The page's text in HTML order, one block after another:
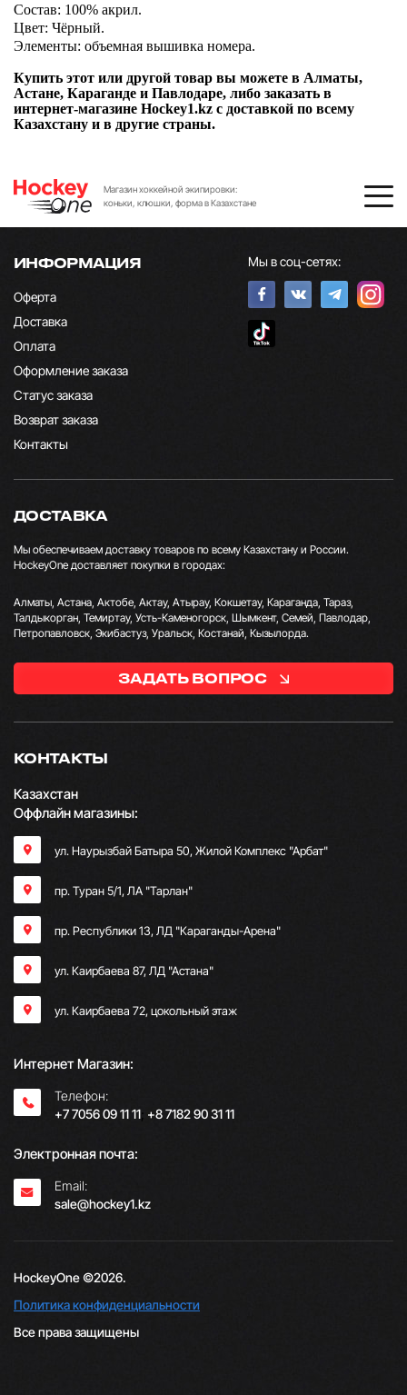
Состав: 100% акрил.
Цвет: Чёрный.
Элементы: объемная вышивка номера.
Купить этот или другой товар вы можете в Алматы,
Астане, Караганде и Павлодаре, либо заказать в
интернет-магазине Hockey1.kz с доставкой по всему
Казахстану и в другие страны.
Магазин хоккейной экипировки:
коньки, клюшки, форма в Казахстане
ИНФОРМАЦИЯ
Оферта
Доставка
Оплата
Оформление заказа
Статус заказа
Возврат заказа
Контакты
Мы в соц-сетях:
КОНТАКТЫ
Казахстан
Оффлайн магазины:
ул. Наурызбай Батыра 50, Жилой Комплекс "Арбат"
пр. Туран 5/1, ЛА "Тарлан"
пр. Республики 13, ​ЛД "Караганды-Арена"
ул. Каирбаева 87, ЛД "Астана"
ул. Каирбаева 72, цокольный этаж
Интернет Магазин:
Телефон:
+7 7056 09 11 11; +8 7182 90 31 11
Электронная почта:
Email:
sale@hockey1.kz
ДОСТАВКА
Мы обеспечиваем доставку товаров по всему Казахстану и России.
HockeyOne доставляет покупки в городах:
Алматы, Астана, Актобе, Актау, Атырау, Кокшетау, Караганда, Тараз,
Талдыкорган, Темиртау, Усть-Каменогорск, Шымкент, Семей, Павлодар,
Петропавловск, Экибастуз, Уральск, Костанай, Кызылорда.
ЗАДАТЬ ВОПРОС
HockeyOne ©2026.
Политика конфиденциальности
Все права защищены